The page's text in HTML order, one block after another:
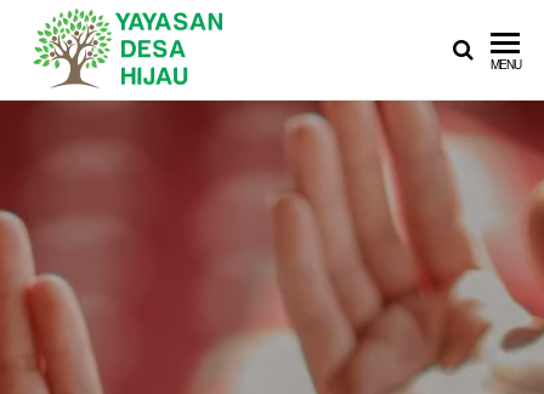
DESA
HIJAU
MENU